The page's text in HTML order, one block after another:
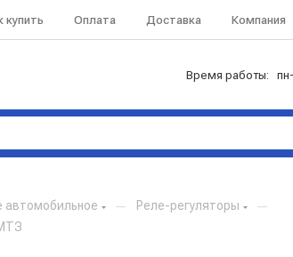
купить Оплата Доставка Компания
Время работы:
автомобильное — Реле-регуляторы —